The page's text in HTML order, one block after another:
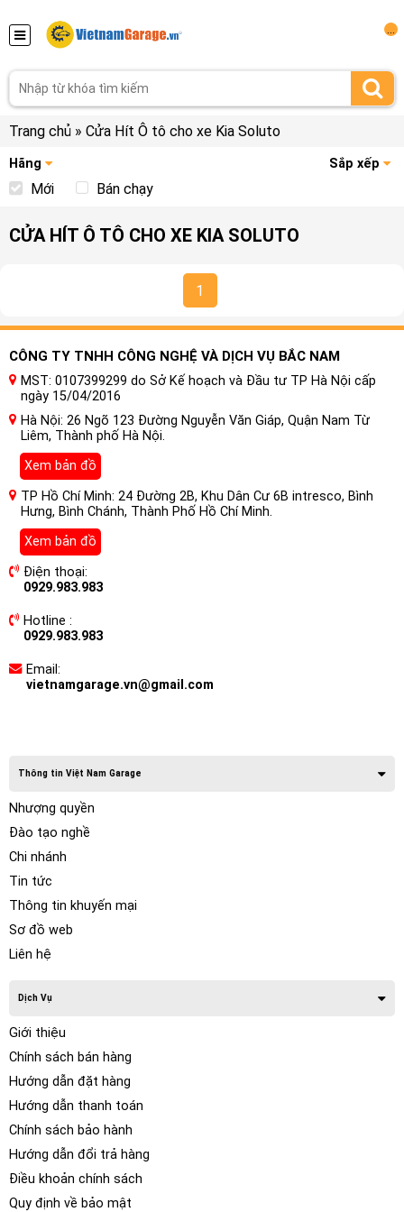
Trang chủ » Cửa Hít Ô tô cho xe Kia Soluto
Hãng Sắp xếp
Mới Bán chạy
CỬA HÍT Ô TÔ CHO XE KIA SOLUTO
1
CÔNG TY TNHH CÔNG NGHỆ VÀ DỊCH VỤ BẮC NAM
MST: 0107399299 do Sở Kế hoạch và Đầu tư TP Hà Nội cấp
ngày 15/04/2016
Hà Nội: 26 Ngõ 123 Đường Nguyễn Văn Giáp, Quận Nam Từ
Liêm, Thành phố Hà Nội.
Xem bản đồ
TP Hồ Chí Minh: 24 Đường 2B, Khu Dân Cư 6B intresco, Bình
Hưng, Bình Chánh, Thành Phố Hồ Chí Minh.
Xem bản đồ
Điện thoại:
0929.983.983
Hotline :
0929.983.983
Email:
vietnamgarage.vn@gmail.com
Thông tin Việt Nam Garage
Nhượng quyền
Đào tạo nghề
Chi nhánh
Tin tức
Thông tin khuyến mại
Sơ đồ web
Liên hệ
Dịch Vụ
Giới thiệu
Chính sách bán hàng
Hướng dẫn đặt hàng
Hướng dẫn thanh toán
Chính sách bảo hành
Hướng dẫn đổi trả hàng
Điều khoản chính sách
Quy định về bảo mật